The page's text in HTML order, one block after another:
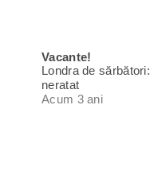
Vacante!
Londra de
neratat
Acum 3 ani